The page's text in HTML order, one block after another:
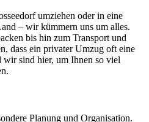
umziehen oder in eine
– wir kümmern uns um alles.
bis hin zum Transport und
dass ein privater Umzug oft eine
wir sind hier, um Ihnen so viel
Planung und Organisation.